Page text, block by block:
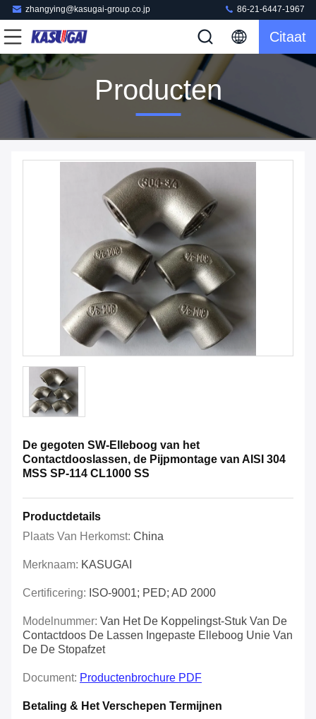
zhangying@kasugai-group.co.jp 86-21-6447-1967
Citaat
Producten
De gegoten SW-Elleboog van het
Contactdooslassen, de Pijpmontage van AISI 304
MSS SP-114 CL1000 SS
Productdetails
Plaats Van Herkomst: China
Merknaam: KASUGAI
Certificering: ISO-9001; PED; AD 2000
Modelnummer: Van Het De Koppelingst-Stuk Van De
Contactdoos De Lassen Ingepaste Elleboog Unie Van
De De Stopafzet
Document: Productenbrochure PDF
Betaling & Het Verschepen Termijnen